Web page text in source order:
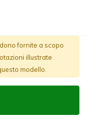
fornite a scopo
illustrate
modello.